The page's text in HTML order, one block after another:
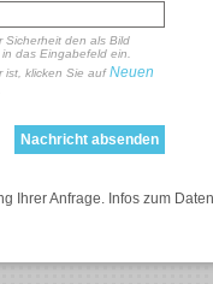
Sicherheit den als Bild
das Eingabefeld ein.
ist, klicken Sie aufNeuen
Ihrer Anfrage. Infos zum